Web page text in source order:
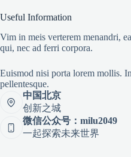
Useful Information
Vim in meis verterem menandri,
qui, nec ad ferri corpora.
Euismod nisi porta lorem mollis.
pellentesque.
中国北京
创新之城
微信公众号：milu2049
一起探索未来世界